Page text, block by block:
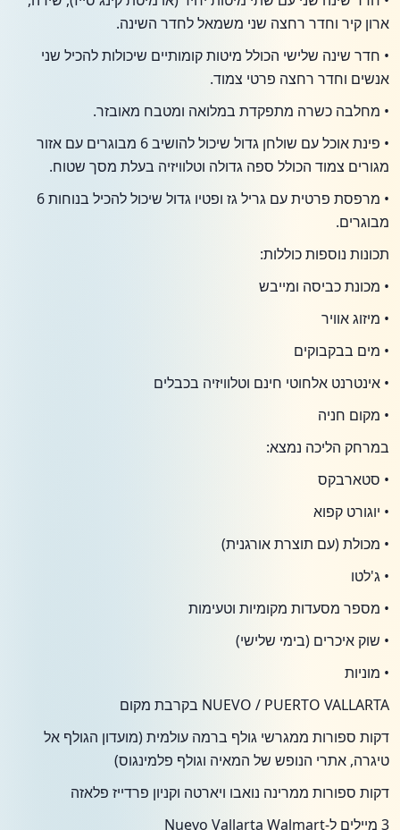
ארון קיר וחדר רחצה שני משמאל לחדר השינה.
• חדר שינה שלישי הכולל מיטות קומותיים שיכולות להכיל שני
אנשים וחדר רחצה פרטי צמוד.
• מחלבה כשרה מתפקדת במלואה ומטבח מאובזר.
• פינת אוכל עם שולחן גדול שיכול להושיב 6 מבוגרים עם אזור
מגורים צמוד הכולל ספה גדולה וטלוויזיה בעלת מסך שטוח.
• מרפסת פרטית עם גריל גז ופטיו גדול שיכול להכיל בנוחות 6
מבוגרים.
תכונות נוספות כוללות:
• מכונת כביסה ומייבש
• מיזוג אוויר
• מים בבקבוקים
• אינטרנט אלחוטי חינם וטלוויזיה בכבלים
• מקום חניה
במרחק הליכה נמצא:
• סטארבקס
• יוגורט קפוא
• מכולת (עם תוצרת אורגנית)
• ג'לטו
• מספר מסעדות מקומיות וטעימות
• שוק איכרים (בימי שלישי)
• מוניות
NUEVO / PUERTO VALLARTA בקרבת מקום
דקות ספורות ממגרשי גולף ברמה עולמית (מועדון הגולף אל
טיגרה, אתרי הנופש של המאיה וגולף פלמינגוס)
דקות ספורות ממרינה נואבו ויארטה וקניון פרדייז פלאזה
3 מיילים ל-Nuevo Vallarta Walmart